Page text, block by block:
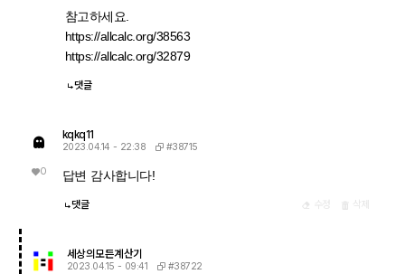
참고하세요.
https://allcalc.org/38563
https://allcalc.org/32879
댓글
0
kqkq11
2023.04.14 - 22:38 #38715
답변 감사합니다!
댓글 수정 삭제
세상의모든계산기
2023.04.15 - 09:41 #38722